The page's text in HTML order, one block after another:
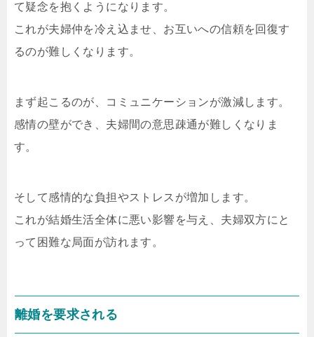
て疑念を抱くようになります。
これが夫婦仲を冷え込ませ、お互いへの信頼を回復す
るのが難しくなります。
まず起こるのが、コミュニケーションが激減します。
感情の壁ができ、夫婦間の意思疎通が難しくなりま
す。
そして感情的な負担やストレスが増加します。
これが結婚生活全体に悪い影響を与え、夫婦双方にと
って困難な局面が訪れます。
離婚を要求される